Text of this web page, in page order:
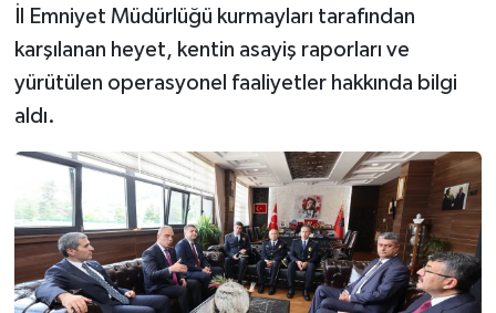
İl Emniyet Müdürlüğü kurmayları tarafından
karşılanan heyet, kentin asayiş raporları ve
yürütülen operasyonel faaliyetler hakkında bilgi
aldı.